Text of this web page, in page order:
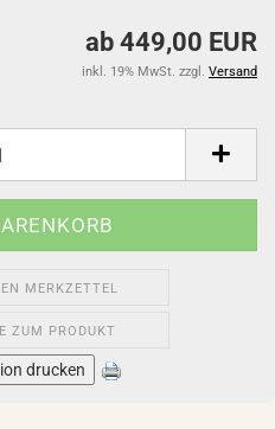
ab 449,00 EUR
inkl. 19% MwSt. zzgl. Versand
MERKZETTEL
ZUM PRODUKT
drucken